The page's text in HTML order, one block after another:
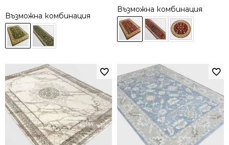
Възможна комбинация
Възможна комбинация